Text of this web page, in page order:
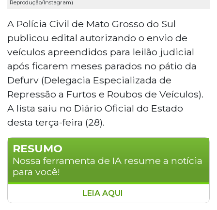
Reprodução/Instagram)
A Polícia Civil de Mato Grosso do Sul
publicou edital autorizando o envio de
veículos apreendidos para leilão judicial
após ficarem meses parados no pátio da
Defurv (Delegacia Especializada de
Repressão a Furtos e Roubos de Veículos).
A lista saiu no Diário Oficial do Estado
desta terça-feira (28).
RESUMO
Nossa ferramenta de IA resume a notícia
para você!
Polícia Civil do Mato Grosso do Sul
LEIA AQUI